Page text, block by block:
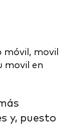
móvil , movil
movil en
y, puesto